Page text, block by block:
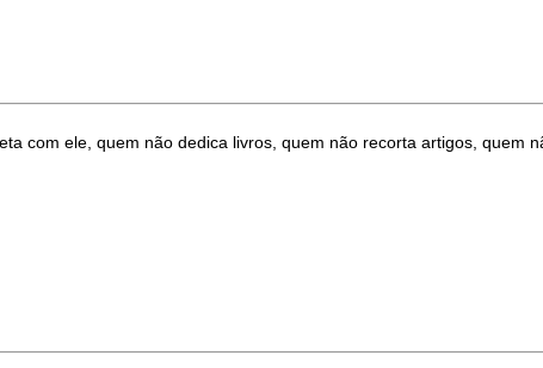
com ele, quem não dedica livros, quem não recorta artigos, quem